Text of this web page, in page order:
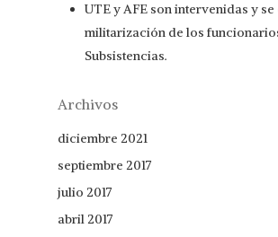
UTE y AFE son intervenidas y
militarización de los
Subsistencias.
Archivos
diciembre 2021
septiembre 2017
julio 2017
abril 2017